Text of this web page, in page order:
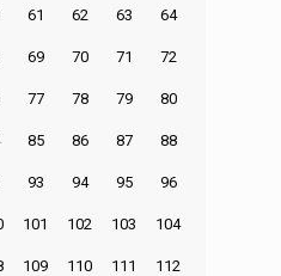
61 62 63 64
69 70 71 72
77 78 79 80
85 86 87 88
93 94 95 96
101 102 103 104
109 110 111 112